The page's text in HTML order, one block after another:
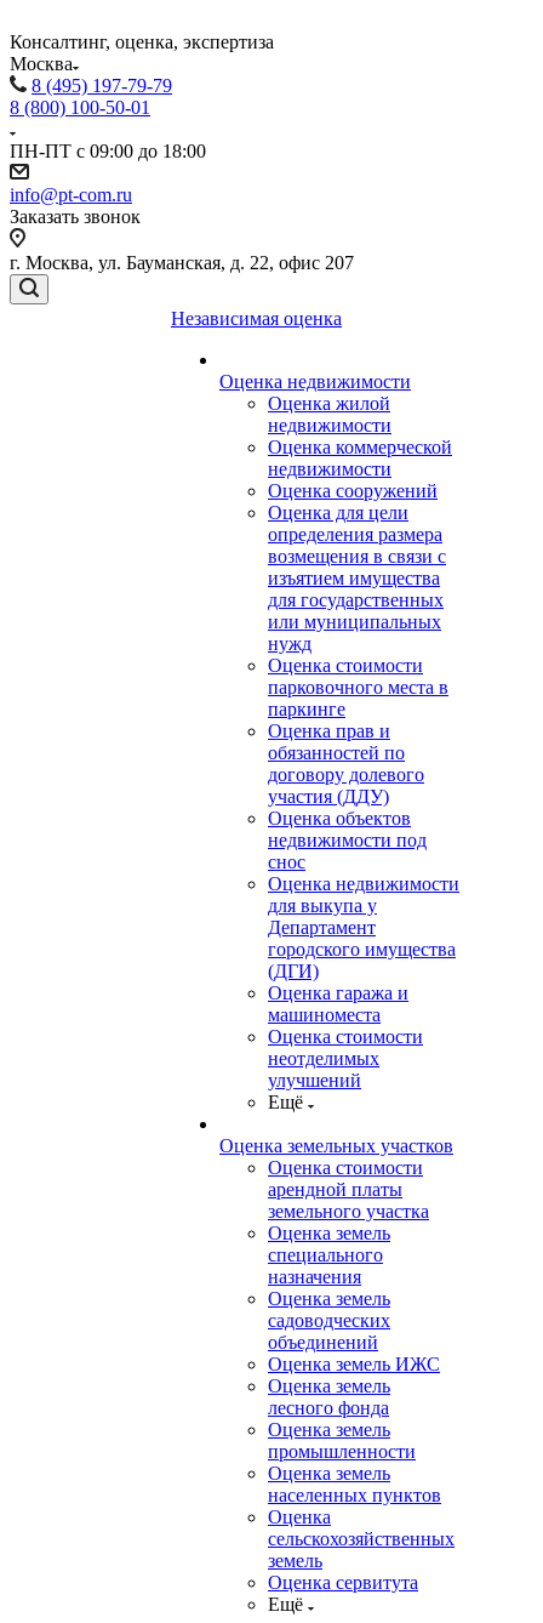
Консалтинг, оценка, экспертиза
Москва
8 (495) 197-79-79
8 (800) 100-50-01
ПН-ПТ с 09:00 до 18:00
info@pt-com.ru
Заказать звонок
г. Москва, ул. Бауманская, д. 22, офис 207
Независимая оценка
Оценка недвижимости
Оценка жилой
недвижимости
Оценка коммерческой
недвижимости
Оценка сооружений
Оценка для цели
определения размера
возмещения в связи с
изъятием имущества
для государственных
или муниципальных
нужд
Оценка стоимости
парковочного места в
паркинге
Оценка прав и
обязанностей по
договору долевого
участия (ДДУ)
Оценка объектов
недвижимости под
снос
Оценка недвижимости
для выкупа у
Департамент
городского имущества
(ДГИ)
Оценка гаража и
машиноместа
Оценка стоимости
неотделимых
улучшений
Ещё
Оценка земельных участков
Оценка стоимости
арендной платы
земельного участка
Оценка земель
специального
назначения
Оценка земель
садоводческих
объединений
Оценка земель ИЖС
Оценка земель
лесного фонда
Оценка земель
промышленности
Оценка земель
населенных пунктов
Оценка
сельскохозяйственных
земель
Оценка сервитута
Ещё